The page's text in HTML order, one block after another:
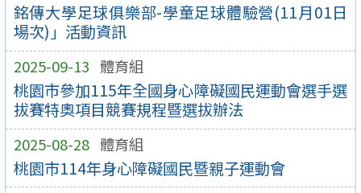
銘傳大學足球俱樂部-學童足球體驗營(11月01日
場次)」活動資訊
2025-09-13 體育組
桃園市參加115年全國身心障礙國民運動會選手選
拔賽特奧項目競賽規程暨選拔辦法
2025-08-28 體育組
桃園市114年身心障礙國民暨親子運動會